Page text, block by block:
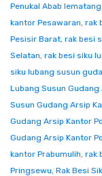
Penukal Abab
kantor Pesawaran, rak
Pesisir Barat, rak besi
Selatan, rak besi siku
siku lubang susun
Lubang Susun
Susun Gudang Arsip
Gudang Arsip Kantor
Gudang Arsip Kantor
kantor Prabumulih, rak
Pringsewu, Rak Besi